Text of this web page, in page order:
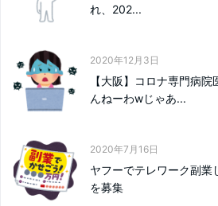
れ、202...
2020年12月3日
【大阪】コロナ専門病
んねーわwじゃあ...
2020年7月16日
ヤフーでテレワーク副業
を募集